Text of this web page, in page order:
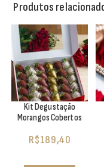
Produtos
Kit Degustação
Morangos Cobertos
R$189,40